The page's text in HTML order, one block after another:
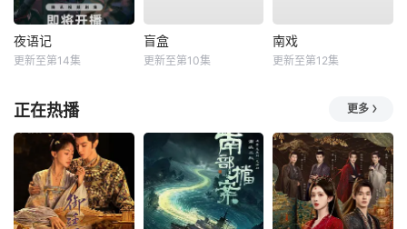
夜语记
更新至第14集
盲盒
更新至第10集
南戏
更新至第12集
正在热播 更多